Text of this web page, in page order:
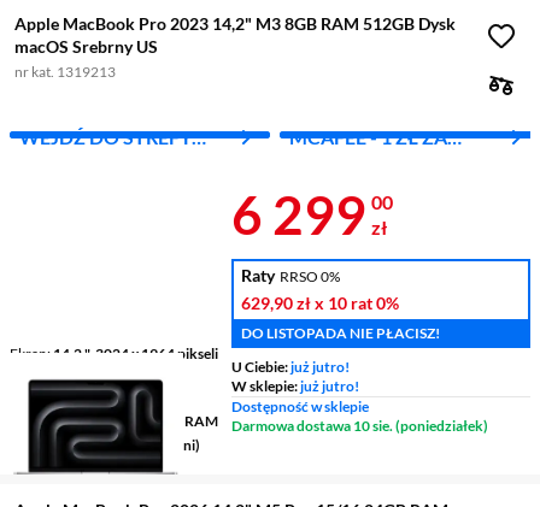
Apple MacBook Pro 2023 14,2" M3 8GB RAM 512GB Dysk
macOS Srebrny US
nr kat. 1319213
WEJDŹ DO STREFY
MCAFEE - 1 ZŁ ZA
Ekran 14,2 ", 3024 x 1964 pikseli
Procesor Apple M3
Pamięć 8 GB zunifikowana RAM
Grafika
Apple M3 (10-rdzeni)
Cena 6 299
6 299 00
zł
Raty RRSO 0%
629,90 złx 10 rat0%
DO LISTOPADA NIE PŁACISZ!
U Ciebie:już jutro!
W sklepie:już jutro!
Dostępność w sklepie
Darmowa dostawa 10 sie. (poniedziałek)